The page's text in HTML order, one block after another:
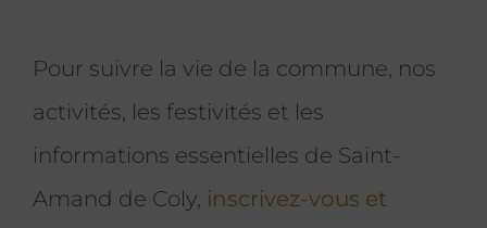
Pour suivre la vie de la commune, nos
activités, les festivités et les
informations essentielles de Saint-
Amand de Coly, inscrivez-vous et